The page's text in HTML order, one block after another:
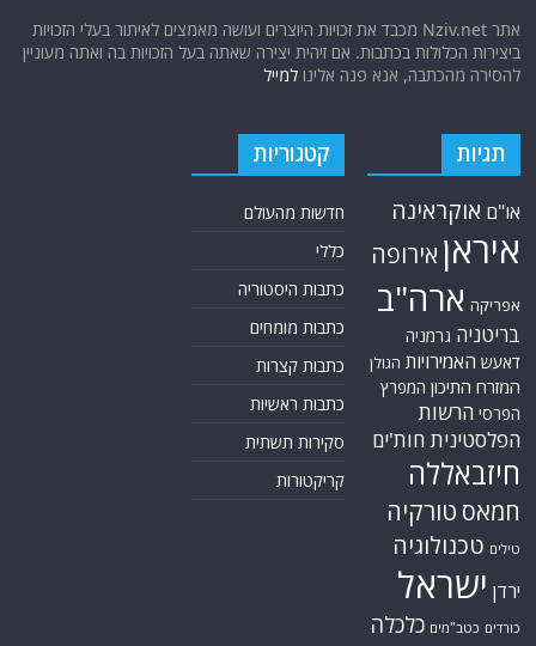
אתר Nziv.net מכבד את זכויות היוצרים ועושה מאמצים לאיתור בעלי הזכויות
ביצירות הכלולות בכתבות. אם זיהית יצירה שאתה בעל הזכויות בה ואתה מעוניין
להסירה מהכתבה, אנא פנה אלינולמייל
תגיות
או"ם אוקראינה
איראן אירופה
אפריקה ארה"ב
בריטניה גרמניה
דאעש האמירויות הגולן
המזרח התיכון המפרץ
הפרסי הרשות
הפלסטינית חות'ים
חיזבאללה
חמאס טורקיה
טילים טכנולוגיה
ירדן ישראל
כורדים כטב"מים כלכלה
קטגוריות
חדשות מהעולם
כללי
כתבות היסטוריה
כתבות מומחים
כתבות קצרות
כתבות ראשיות
סקירות תשתית
קריקטורות